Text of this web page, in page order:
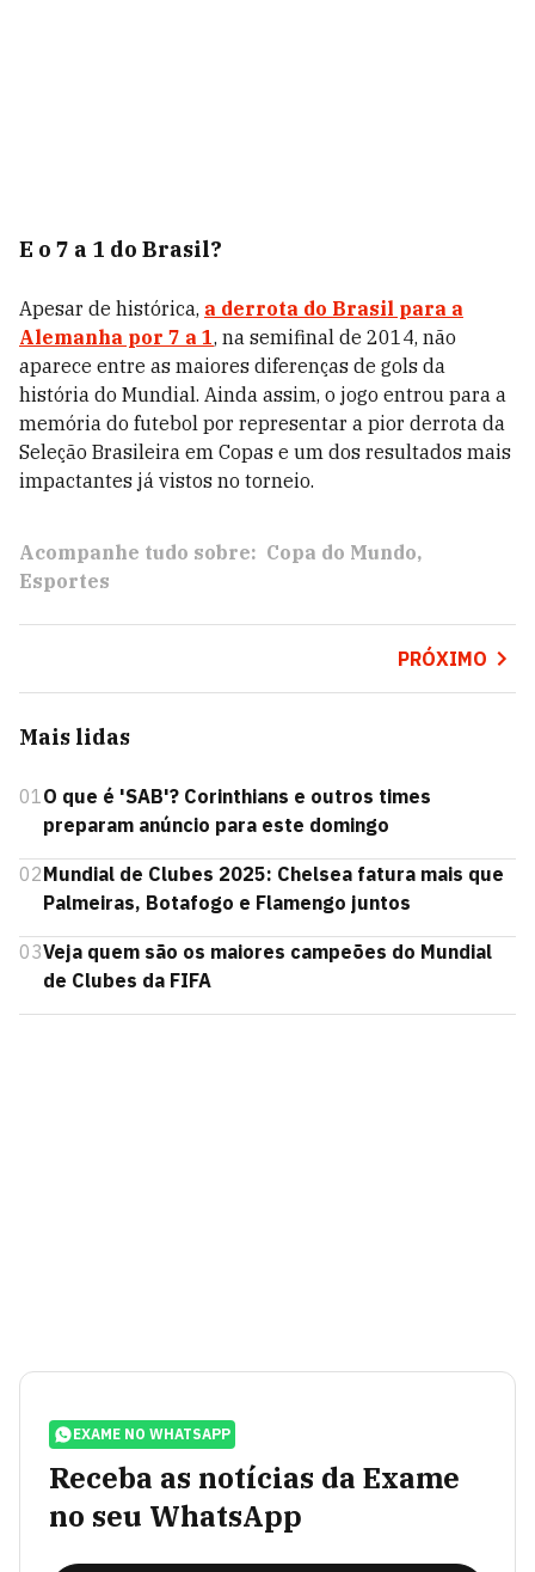
E o 7 a 1 do Brasil?
Apesar de histórica, a derrota do Brasil para a
Alemanha por 7 a 1, na semifinal de 2014, não
aparece entre as maiores diferenças de gols da
história do Mundial. Ainda assim, o jogo entrou para a
memória do futebol por representar a pior derrota da
Seleção Brasileira em Copas e um dos resultados mais
impactantes já vistos no torneio.
Acompanhe tudo sobre: Copa do Mundo
Esportes
PRÓXIMO
Mais lidas
01O que é 'SAB'? Corinthians e outros times
preparam anúncio para este domingo
02Mundial de Clubes 2025: Chelsea fatura mais que
Palmeiras, Botafogo e Flamengo juntos
03Veja quem são os maiores campeões do Mundial
de Clubes da FIFA
EXAME NO WHATSAPP
Receba as notícias da Exame
no seu WhatsApp